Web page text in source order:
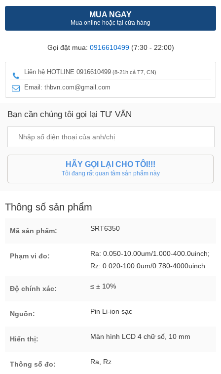
MUA NGAY
Mua online hoặc tại cửa hàng
Gọi đặt mua: 0916610499(7:30 - 22:00)
Liên hệ HOTLINE 0916610499 (8-21h cả T7, CN)
Email: thbvn.com@gmail.com
Bạn cần chúng tôi gọi lại TƯ VẤN
HÃY GỌI LẠI CHO TÔI!!!
Tôi đang rất quan tâm sản phẩm này
Thông số sản phẩm
Mã sản phẩm: SRT6350
Phạm vi đo:
Ra: 0.050-10.00um/1.000-400.0uinch;
Rz: 0.020-100.0um/0.780-4000uinch
Độ chính xác: ≤ ± 10%
Nguồn: Pin Li-ion sạc
Hiển thị: Màn hình LCD 4 chữ số, 10 mm
Thông số đo: Ra, Rz